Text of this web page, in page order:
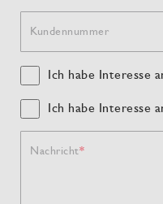
Kundennummer
Ich habe Interesse
Ich habe Interesse
Nachricht